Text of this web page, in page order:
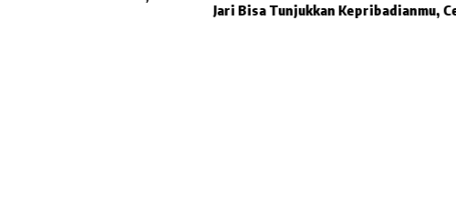
Jari Bisa Tunjukkan Kepribadianmu,